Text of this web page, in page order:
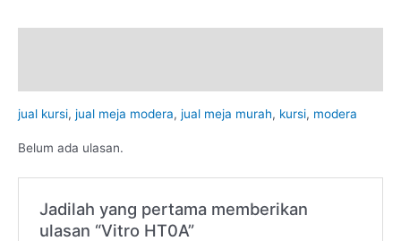
jual kursi, jual meja modera, jual meja murah, kursi, modera
Belum ada ulasan.
Jadilah yang pertama memberikan
ulasan “Vitro HT0A”